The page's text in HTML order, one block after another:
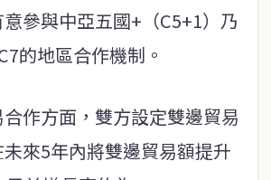
參與中亞五國+（C5+1）乃
的地區合作機制。
作方面，雙方設定雙邊貿易
來5年內將雙邊貿易額提升